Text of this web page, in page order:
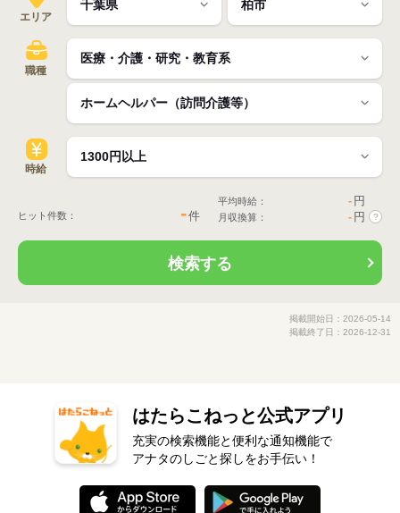
エリア
職種
時給
ヒット件数： -件
平均時給： - 円
月収換算： - 円 ?
検索する
掲載開始日：2026-05-14
掲載終了日：2026-12-31
はたらこねっと公式アプリ
充実の検索機能と便利な通知機能で
アナタのしごと探しをお手伝い！